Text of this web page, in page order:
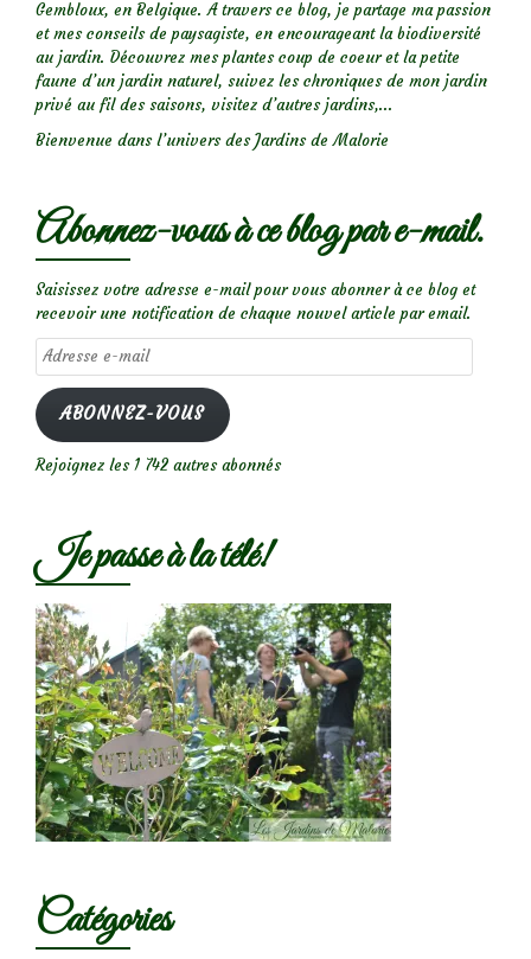
Gembloux, en Belgique. A travers ce blog, je partage ma passion
et mes conseils de paysagiste, en encourageant la biodiversité
au jardin. Découvrez mes plantes coup de coeur et la petite
faune d’un jardin naturel, suivez les chroniques de mon jardin
privé au fil des saisons, visitez d’autres jardins,...
Bienvenue dans l’univers des Jardins de Malorie
Abonnez-vous à ce blog par e-mail.
Saisissez votre adresse e-mail pour vous abonner à ce blog et
recevoir une notification de chaque nouvel article par email.
Adresse
e-
mail
ABONNEZ-VOUS
Rejoignez les 1 742 autres abonnés
Je passe à la télé!
Catégories